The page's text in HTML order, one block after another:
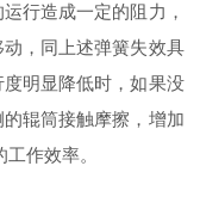
行造成一定的阻力，
，同上述弹簧失效具
明显降低时，如果没
辊筒接触摩擦，增加
作效率。